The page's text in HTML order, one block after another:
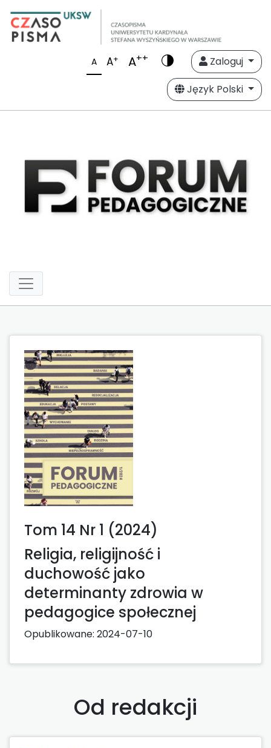
A A+ A++
Zaloguj
Język Polski
Tom 14 Nr 1 (2024)
Religia, religijność i
duchowość jako
determinanty zdrowia w
pedagogice społecznej
Opublikowane: 2024-07-10
Od redakcji